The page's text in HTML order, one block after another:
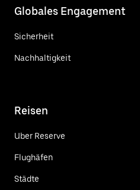
Globales Engagement
Sicherheit
Nachhaltigkeit
Reisen
Uber Reserve
Flughäfen
Städte